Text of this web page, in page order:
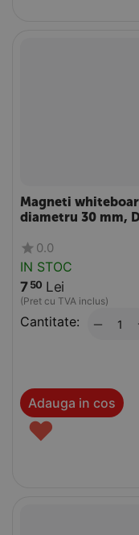
Magneti
diametru 30 mm,
0.0
IN STOC
7 50 Lei
(Pret cu TVA inclus)
Cantitate: −
Adauga in cos
♥